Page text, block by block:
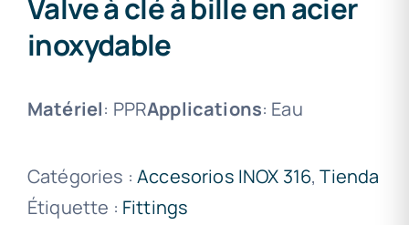
Valve à clé à bille en acier
inoxydable
Matériel: PPRApplications: Eau
Catégories :Accesorios INOX 316,Tienda
Étiquette : Fittings